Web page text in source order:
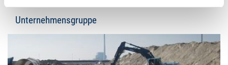
Unternehmensgruppe